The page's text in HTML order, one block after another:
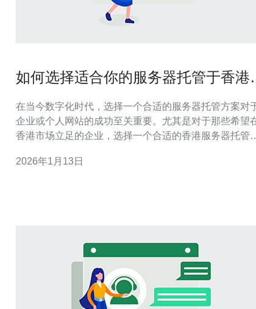
如何选择适合你的服务器托管于香港
在当今数字化时代，选择一个合适的服务器托管方案对
企业或个人网站的成功至关重要。尤其是对于那些希望
香港市场立足的企业，选择一个合适的香港服务器托管
务器托管方案，并推荐一些值得信赖的服务提供商。 首
2026年1月13日